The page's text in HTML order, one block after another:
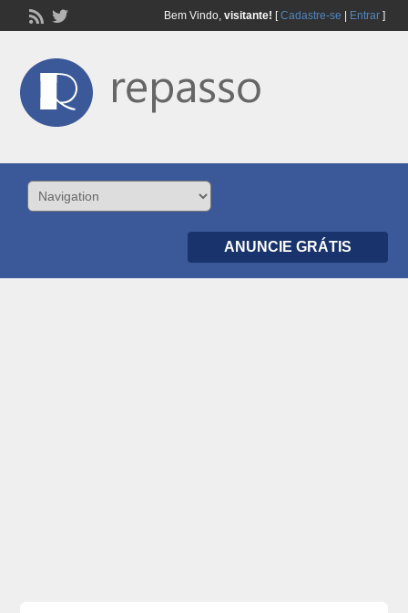
Bem Vindo, visitante! [Cadastre-se Entrar]
ANUNCIE GRÁTIS